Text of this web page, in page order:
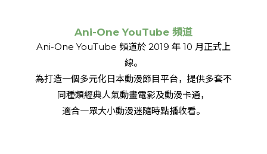
Ani-One YouTube 頻道
Ani-One YouTube 頻道於 2019 年 10 月正式上
線。
為打造一個多元化日本動漫節目平台，提供多套不
同種類經典人氣動畫電影及動漫卡通，
適合一眾大小動漫迷隨時點播收看。